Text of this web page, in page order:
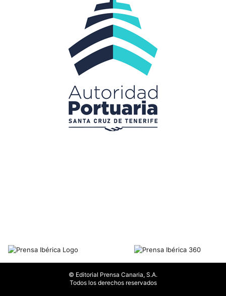
© Editorial Prensa Canaria, S.A.
Todos los derechos reservados